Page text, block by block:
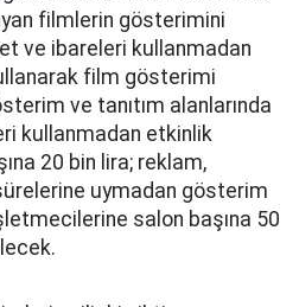
filmlerin gösterimini
ve ibareleri kullanmadan
film gösterimi
ve tanıtım alanlarında
kullanmadan etkinlik
20 bin lira; reklam,
uymadan gösterim
salon başına 50